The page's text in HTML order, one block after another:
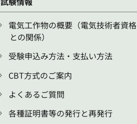
電気工作物の概要（電気技術者資格
との関係）
受験申込み方法・支払い方法
CBT方式のご案内
よくあるご質問
各種証明書等の発行と再発行